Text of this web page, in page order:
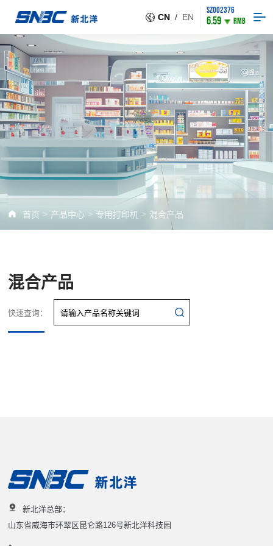
CN / EN
SZ002376
6.59 RMB
首页 > 产品中心 > 专用打印机 > 混合产品
混合产品
快速查询：
新北洋总部：
山东省威海市环翠区昆仑路126号新北洋科技园